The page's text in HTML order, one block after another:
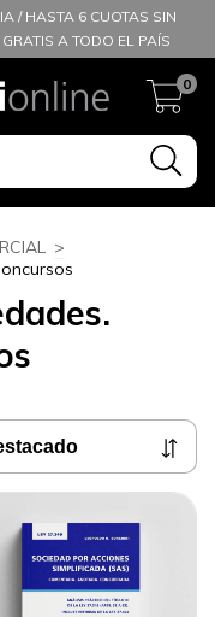
/ HASTA 6 CUOTAS SIN
A TODO EL PAÍS
0
>